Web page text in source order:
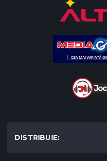
DISTRIBUIE: